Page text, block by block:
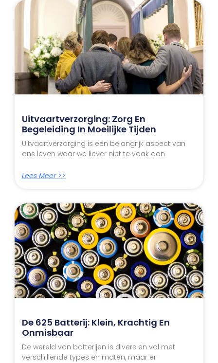
Uitvaartverzorging: Zorg En
Begeleiding In Moeilijke Tijden
Uitvaartverzorging is een belangrijk aspect van
ons leven waar we liever niet te vaak aan
Lees Meer >>
De 625 Batterij: Klein, Krachtig En
Onmisbaar
De wereld van batterijen is divers en vol met
verschillende types en maten, maar er